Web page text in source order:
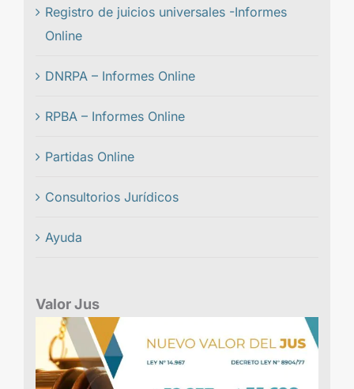
Registro de juicios universales -Informes
Online
DNRPA – Informes Online
RPBA – Informes Online
Partidas Online
Consultorios Jurídicos
Ayuda
Valor Jus